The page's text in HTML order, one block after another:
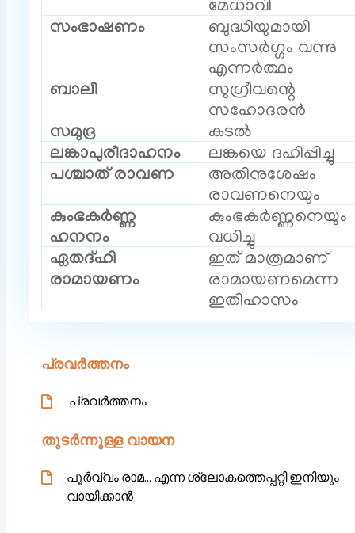
മേധാവി
സംഭാഷണം
ബുദ്ധിയുമായി
സംസർഗ്ഗം വന്നു
എന്നർത്ഥം
ബാലീ
സുഗ്രീവന്റെ
സഹോദരൻ
സമുദ്ര
കടൽ
ലങ്കാപുരീദാഹനം
ലങ്കയെ ദഹിപ്പിച്ചു
പശ്ചാത് രാവണ
അതിനുശേഷം
രാവണനെയും
കുംഭകർണ്ണ
ഹനനം
കുംഭകർണ്ണനെയും
വധിച്ചു
ഏതദ്ഹി
ഇത് മാത്രമാണ്
രാമായണം
രാമായണമെന്ന
ഇതിഹാസം
പ്രവർത്തനം
പ്രവർത്തനം
തുടർന്നുള്ള വായന
പൂർവ്വം രാമ… എന്ന ശ്ലോകത്തെപ്പറ്റി ഇനിയും
വായിക്കാൻ